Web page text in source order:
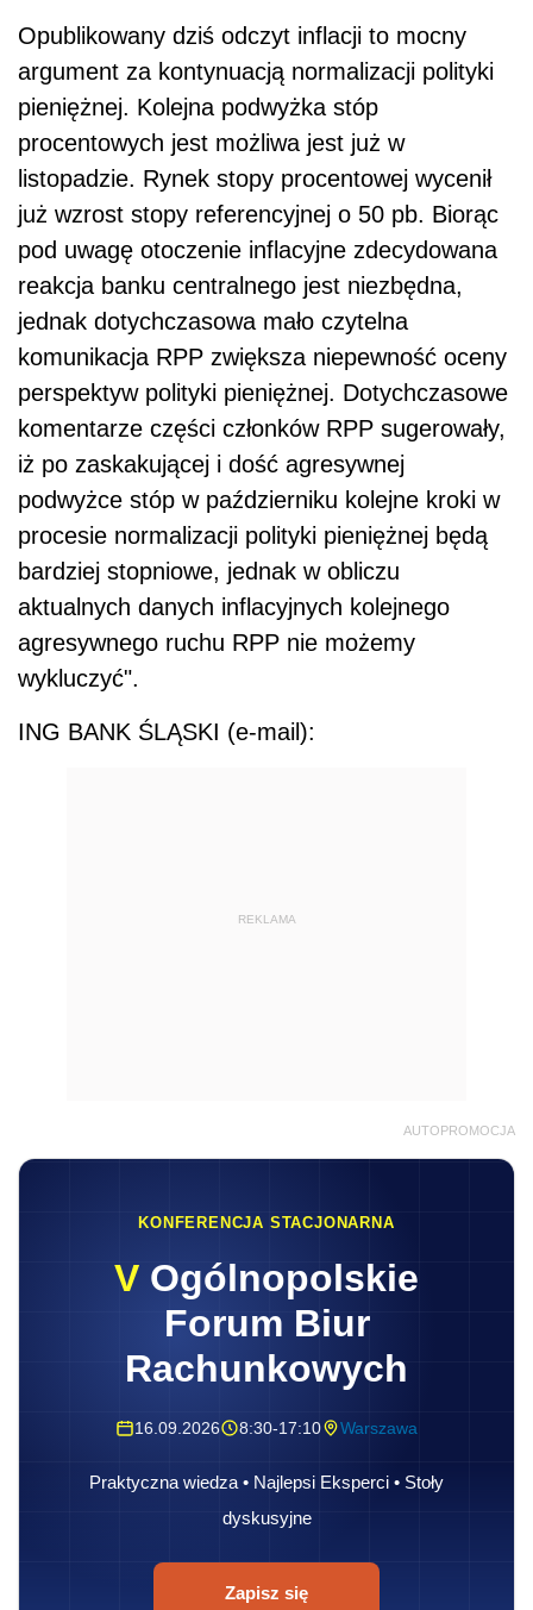
Opublikowany dziś odczyt inflacji to mocny
argument za kontynuacją normalizacji polityki
pieniężnej. Kolejna podwyżka stóp
procentowych jest możliwa jest już w
listopadzie. Rynek stopy procentowej wycenił
już wzrost stopy referencyjnej o 50 pb. Biorąc
pod uwagę otoczenie inflacyjne zdecydowana
reakcja banku centralnego jest niezbędna,
jednak dotychczasowa mało czytelna
komunikacja RPP zwiększa niepewność oceny
perspektyw polityki pieniężnej. Dotychczasowe
komentarze części członków RPP sugerowały,
iż po zaskakującej i dość agresywnej
podwyżce stóp w październiku kolejne kroki w
procesie normalizacji polityki pieniężnej będą
bardziej stopniowe, jednak w obliczu
aktualnych danych inflacyjnych kolejnego
agresywnego ruchu RPP nie możemy
wykluczyć".
ING BANK ŚLĄSKI (e-mail):
REKLAMA
AUTOPROMOCJA
KONFERENCJA STACJONARNA
V Ogólnopolskie
Forum Biur
Rachunkowych
16.09.2026 8:30-17:10 Warszawa
Praktyczna wiedza • Najlepsi Eksperci • Stoły
dyskusyjne
Zapisz się